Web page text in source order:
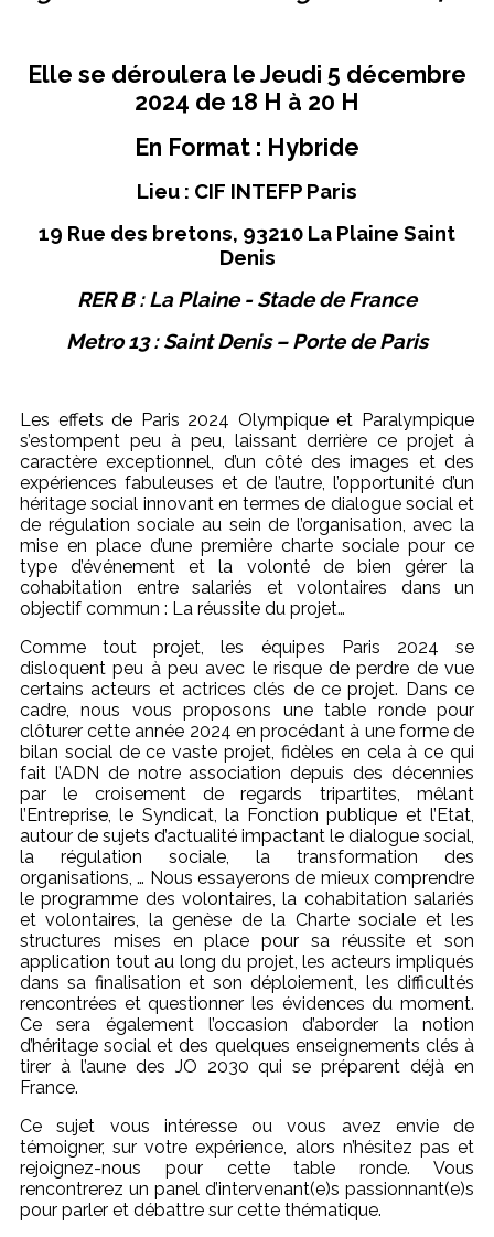
Elle se déroulera le Jeudi 5 décembre
2024 de 18 H à 20 H
En Format : Hybride
Lieu : CIF INTEFP Paris
19 Rue des bretons, 93210 La Plaine Saint
Denis
RER B : La Plaine - Stade de France
Metro 13 : Saint Denis – Porte de Paris
Les effets de Paris 2024 Olympique et Paralympique
s’estompent peu à peu, laissant derrière ce projet à
caractère exceptionnel, d’un côté des images et des
expériences fabuleuses et de l’autre, l’opportunité d’un
héritage social innovant en termes de dialogue social et
de régulation sociale au sein de l’organisation, avec la
mise en place d’une première charte sociale pour ce
type d’événement et la volonté de bien gérer la
cohabitation entre salariés et volontaires dans un
objectif commun : La réussite du projet…
Comme tout projet, les équipes Paris 2024 se
disloquent peu à peu avec le risque de perdre de vue
certains acteurs et actrices clés de ce projet. Dans ce
cadre, nous vous proposons une table ronde pour
clôturer cette année 2024 en procédant à une forme de
bilan social de ce vaste projet, fidèles en cela à ce qui
fait l’ADN de notre association depuis des décennies
par le croisement de regards tripartites, mêlant
l’Entreprise, le Syndicat, la Fonction publique et l’Etat,
autour de sujets d’actualité impactant le dialogue social,
la régulation sociale, la transformation des
organisations, … Nous essayerons de mieux comprendre
le programme des volontaires, la cohabitation salariés
et volontaires, la genèse de la Charte sociale et les
structures mises en place pour sa réussite et son
application tout au long du projet, les acteurs impliqués
dans sa finalisation et son déploiement, les difficultés
rencontrées et questionner les évidences du moment.
Ce sera également l’occasion d’aborder la notion
d’héritage social et des quelques enseignements clés à
tirer à l’aune des JO 2030 qui se préparent déjà en
France.
Ce sujet vous intéresse ou vous avez envie de
témoigner, sur votre expérience, alors n’hésitez pas et
rejoignez-nous pour cette table ronde. Vous
rencontrerez un panel d’intervenant(e)s passionnant(e)s
pour parler et débattre sur cette thématique.